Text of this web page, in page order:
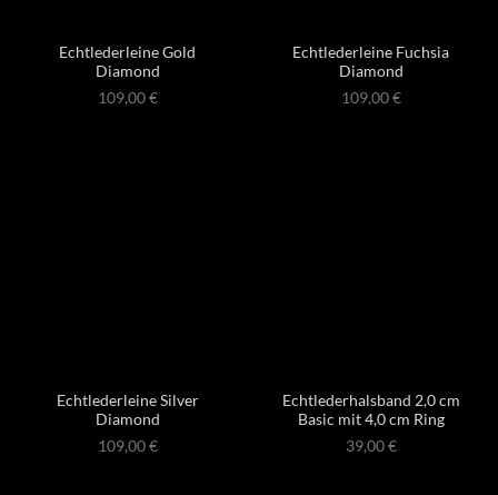
Echtlederleine Gold
Diamond
109,00€
Echtlederleine Fuchsia
Diamond
109,00€
Echtlederleine Silver
Diamond
109,00€
Echtlederhalsband 2,0 cm
Basic mit 4,0 cm Ring
39,00€